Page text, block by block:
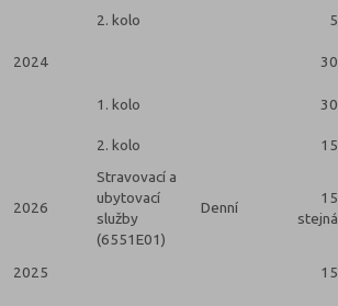
2. kolo 5
2024 30
1. kolo
30
2. kolo 15
2026
Stravovací a
ubytovací
služby
(6551E01)
Denní
15
stejná
2025 15